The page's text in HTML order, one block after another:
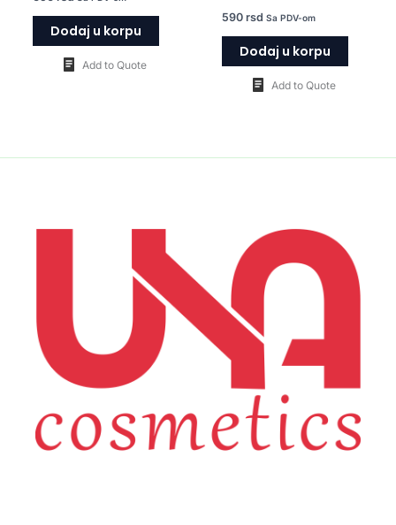
Dodaj u korpu
Add to Quote
590 rsd Sa PDV-om
Dodaj u korpu
Add to Quote